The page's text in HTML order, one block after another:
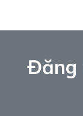
Đăng